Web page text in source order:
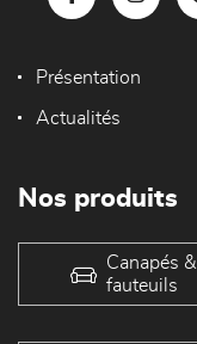
Présentation
Actualités
Nos produits
Canapés &
fauteuils